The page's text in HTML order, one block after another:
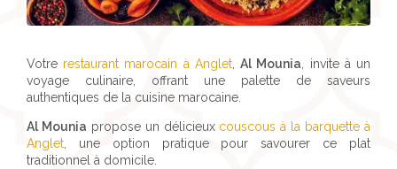
Votre restaurant marocain à Anglet,Al Mounia , invite à un
voyage culinaire, offrant une palette de saveurs
authentiques de la cuisine marocaine.
Al Mounia propose un délicieux couscous à la barquette à
Anglet , une option pratique pour savourer ce plat
traditionnel à domicile.